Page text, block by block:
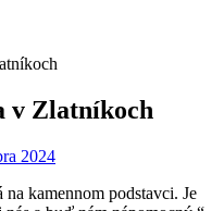
v Zlatníkoch
2024
na kamennom podstavci. Je